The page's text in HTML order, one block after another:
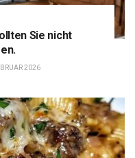
Sie nicht
2026